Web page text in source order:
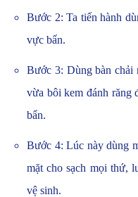
Bước 2: Ta tiến hành
vực bẩn.
Bước 3: Dùng bàn chải
vừa bôi kem đánh răng
bẩn.
Bước 4: Lúc này dùng
mặt cho sạch mọi thứ,
vệ sinh.